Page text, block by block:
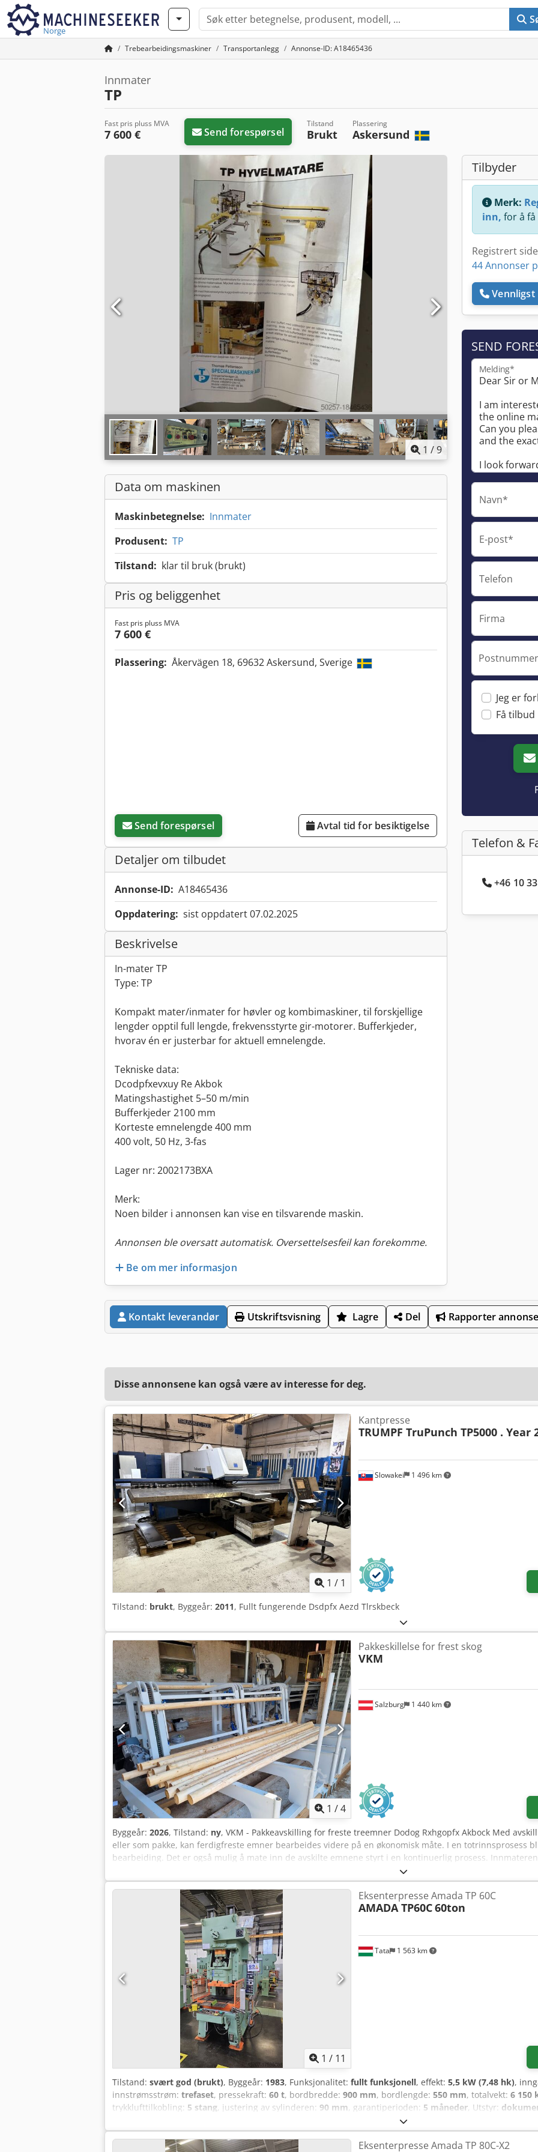
Norge
Trebearbeidingsmaskiner Transportanlegg Annonse-ID: A18465436
Innmater
TP
Fast pris pluss MVA
7 600 € Send forespørsel
Tilstand
Brukt
Plassering
Askersund
1 /9
Data om maskinen
Maskinbetegnelse: Innmater
Produsent: TP
Tilstand: klar til bruk (brukt)
Pris og beliggenhet
Fast pris pluss MVA
7 600 €
Plassering: Åkervägen 18, 69632 Askersund, Sverige
Send forespørsel Avtal tid for besiktigelse
Detaljer om tilbudet
Annonse-ID: A18465436
Oppdatering: sist oppdatert 07.02.2025
Beskrivelse
In-mater TP
Type: TP
Kompakt mater/inmater for høvler og kombimaskiner, til forskjellige
lengder opptil full lengde, frekvensstyrte gir-motorer. Bufferkjeder,
hvorav én er justerbar for aktuell emnelengde.
Tekniske data:
Dcodpfxevxuy Re Akbok
Matingshastighet 5–50 m/min
Bufferkjeder 2100 mm
Korteste emnelengde 400 mm
400 volt, 50 Hz, 3-fas
Lager nr: 2002173BXA
Merk:
Noen bilder i annonsen kan vise en tilsvarende maskin.
Annonsen ble oversatt automatisk. Oversettelsesfeil kan forekomme.
Be om mer informasjon
Tilbyder
Merk:
inn, for å
Registrert
44 Annonser
SEND
Melding*
Navn*
E-post*
Telefon
Firma
Jeg er
Få
Telefon &
+46 10
Kontakt leverandør Utskriftsvisning Lagre Del Rapporter
Disse annonsene kan også være av interesse for deg.
1 / 1
Slowakei 1 496 km
Kantpresse
TRUMPF TruPunch TP5000 . Year
Tilstand: brukt, Byggeår: 2011, Fullt fungerende Dsdpfx Aezd Tlrskbeck
1 /4
Salzburg 1 440 km
Pakkeskillelse for frest skog
VKM
Byggeår: 2026, Tilstand: ny, VKM - Pakkeavskilling for freste treemner Dodog Rxhgopfx Akbock Med
eller som pakke, kan ferdigfreste emner bearbeides videre på en økonomisk måte. I en totrinnsprosess
bearbeiding. Det er også mulig å mate inn de avskilte emnene styrt i en kontinuerlig prosess.
emner mates inn pålitelig. I tillegg kan den tilpasses emnets diameter, slik at kun ett stykke
produksjonsstans i den videre prosessen unngås.
1 / 11
Tata 1 563 km
Eksenterpresse Amada TP 60C
AMADA TP60C60ton
Tilstand: svært god (brukt), Byggeår: 1983, Funksjonalitet: fullt funksjonell, effekt: 5,5 kW (7,48 hk),
innstrømsstrøm: trefaset, pressekraft: 60 t, bordbredde: 900 mm, bordlengde: 550 mm, totalvekt: 6 150
trykklufttilkobling: 5 stang, justering av sylinderen: 90 mm, garantiperioden: 5 måneder, Utstyr:
eksenterskruepresse med luftkobling til salgs i tilnærmet ny stand Årsmodell: 1983 Presskraft: 60 tonn
Slagtakt: 65–100 slag/min Avstand bord–stempel: 275 mm Slagjustering: 80 mm Bordstørrelse: 900 x 550
Dcjdpfx Aksu Haqhsbok Total reaksjonstid: 175 ms Spenning: 200 V, 50 Hz, 5,5 kW Maskinvekt: 6350 kg
Eksenterpresse Amada TP 80C-X2